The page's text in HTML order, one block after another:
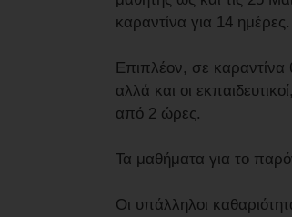
καραντίνα για 14 ημέρες.
Επιπλέον, σε καραντίνα
αλλά και οι
από 2 ώρες.
Τα μαθήματα για το
Οι υπάλληλοι